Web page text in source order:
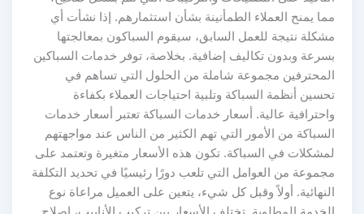
مما يمنح العملاء الطمأنينة بشأن استثمارهم. إذا نشأت أي
مشكلة نتيجة للعمل السابق، سيقوم السباكون بمعالجتها
بسرعة وبدون تكاليف إضافية. بخلاصة، توفر خدمات السباكين
المحترفين مجموعة شاملة من الحلول التي تساهم في
تحسين أنظمة السباكة وتلبية احتياجات العملاء بكفاءة
واحترافية عالية. أسعار خدمات السباكة تعتبر أسعار خدمات
السباكة من الأمور التي تهم الكثير من الناس عند مواجهتهم
لمشكلات في السباكة. تكون هذه الأسعار متغيرة وتعتمد على
مجموعة من العوامل التي تلعب دورًا رئيسيًا في تحديد التكلفة
النهائية. أولاً وقبل كل شيء، يتعين على العميل مراعاة نوع